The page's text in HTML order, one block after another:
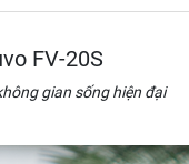
FV-20S
gian sống hiện đại